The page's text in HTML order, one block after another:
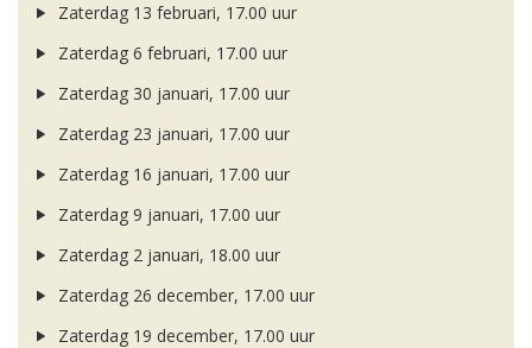
Zaterdag 13 februari, 17.00 uur
Zaterdag 6 februari, 17.00 uur
Zaterdag 30 januari, 17.00 uur
Zaterdag 23 januari, 17.00 uur
Zaterdag 16 januari, 17.00 uur
Zaterdag 9 januari, 17.00 uur
Zaterdag 2 januari, 18.00 uur
Zaterdag 26 december, 17.00 uur
Zaterdag 19 december, 17.00 uur